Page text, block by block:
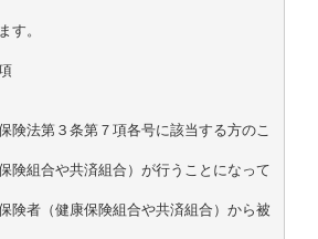
す。
険法第３条第７項各号に該当する方のこ
険組合や共済組合）が行うことになって
険者（健康保険組合や共済組合）から被